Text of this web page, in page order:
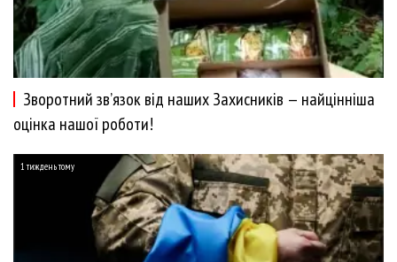
Зворотний зв’язок від наших Захисників — найцінніша
оцінка нашої роботи!
1 тиждень тому